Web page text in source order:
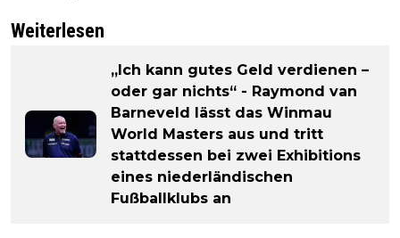
Weiterlesen
„Ich kann gutes Geld verdienen –
oder gar nichts“ - Raymond van
Barneveld lässt das Winmau
World Masters aus und tritt
stattdessen bei zwei Exhibitions
eines niederländischen
Fußballklubs an